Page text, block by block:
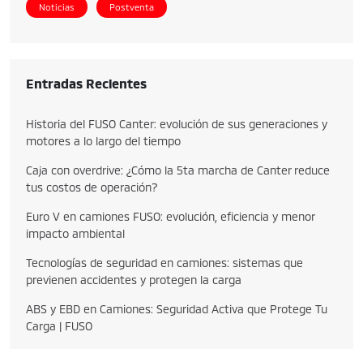
Noticias Postventa
Entradas Recientes
Historia del FUSO Canter: evolución de sus generaciones y
motores a lo largo del tiempo
Caja con overdrive: ¿Cómo la 5ta marcha de Canter reduce
tus costos de operación?
Euro V en camiones FUSO: evolución, eficiencia y menor
impacto ambiental
Tecnologías de seguridad en camiones: sistemas que
previenen accidentes y protegen la carga
ABS y EBD en Camiones: Seguridad Activa que Protege Tu
Carga | FUSO